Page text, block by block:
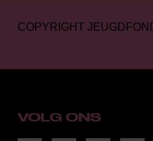
COPYRIGHT
VOLG ONS